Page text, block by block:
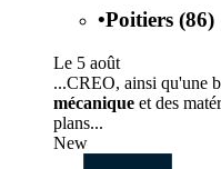
•Poitiers (86)
Le 5 août
...CREO, ainsi qu'une
mécanique et des
plans...
New